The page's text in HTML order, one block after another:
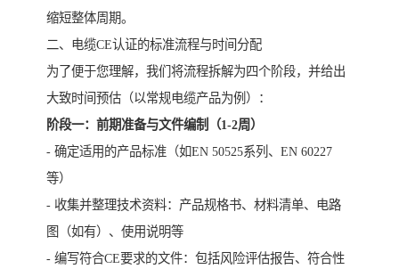
缩短整体周期。
二、电缆CE认证的标准流程与时间分配
为了便于您理解，我们将流程拆解为四个阶段，并给出
大致时间预估（以常规电缆产品为例）：
阶段一：前期准备与文件编制（1-2周）
- 确定适用的产品标准（如EN 50525系列、EN 60227
等）
- 收集并整理技术资料：产品规格书、材料清单、电路
图（如有）、使用说明等
- 编写符合CE要求的文件：包括风险评估报告、符合性